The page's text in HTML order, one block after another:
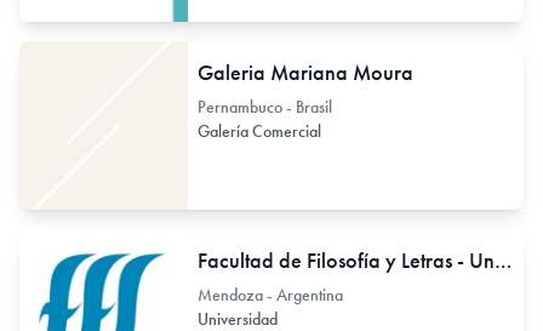
Galeria Mariana Moura
Pernambuco - Brasil
Galería Comercial
Facultad de Filosofía y Letras - Universidad Nacional de Cuyo
Mendoza - Argentina
Universidad